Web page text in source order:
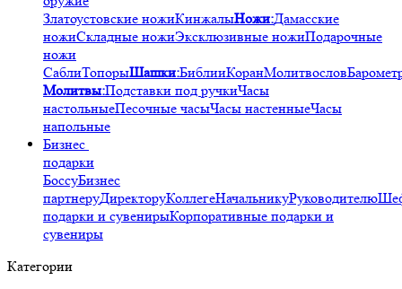
Златоустовские ножиКинжалыНожи:Дамасские
ножиСкладные ножиЭксклюзивные ножиПодарочные
ножи
СаблиТопорыШашки:БиблииКоранМолитвослов
Молитвы:Подставки под ручкиЧасы
настольныеПесочные часыЧасы настенныеЧасы
напольные
Бизнес
подарки
БоссуБизнес
партнеруДиректоруКоллегеНачальникуРуководителю
подарки и сувенирыКорпоративные подарки и
сувениры
Категории